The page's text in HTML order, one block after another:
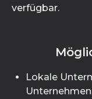
verfügbar.
Lokale